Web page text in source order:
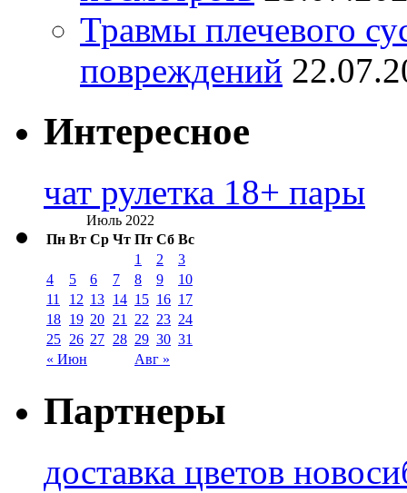
Травмы плечевого
повреждений
Интересное
чат рулетка 18+ пары
Июль 2022
Пн Вт Ср Чт Пт Сб Вс
« Июн Авг »
1 2
3
4
5 6 7 8 9
10
11
12 13 14 15 16 17
18 19 20 21 22 23 24
25 26 27 28 29 30 31
Партнеры
доставка цветов